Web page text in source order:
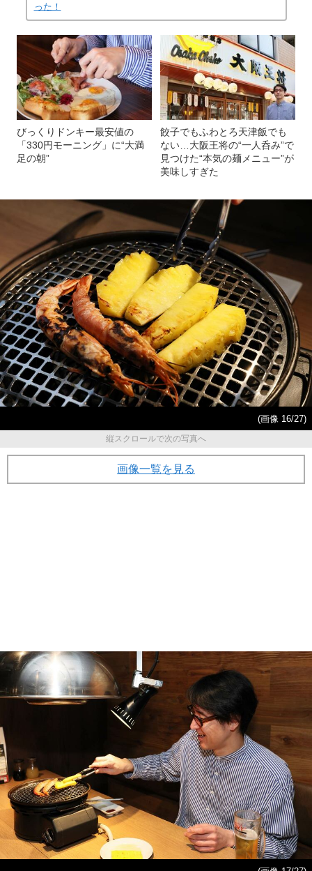
った！
びっくりドンキー最安値の
「330円モーニング」に“大満
足の朝”
餃子でもふわとろ天津飯でも
ない…大阪王将の“一人呑み”で
見つけた“本気の麺メニュー”が
美味しすぎた
(画像 16/27)
縦スクロールで次の写真へ
画像一覧を見る